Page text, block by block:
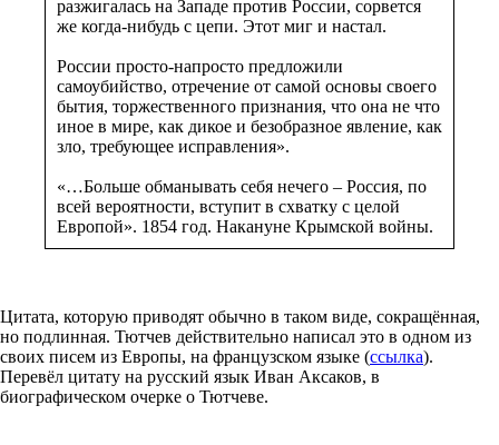
разжигалась на Западе против России, сорвется
же когда-нибудь с цепи. Этот миг и настал.
России просто-напросто предложили
самоубийство, отречение от самой основы своего
бытия, торжественного признания, что она не что
иное в мире, как дикое и безобразное явление, как
зло, требующее исправления».
«…Больше обманывать себя нечего – Россия, по
всей вероятности, вступит в схватку с целой
Европой». 1854 год. Накануне Крымской войны.
Цитата, которую приводят обычно в таком виде, сокращённая,
но подлинная. Тютчев действительно написал это в одном из
своих писем из Европы, на французском языке (ссылка).
Перевёл цитату на русский язык Иван Аксаков, в
биографическом очерке о Тютчеве.